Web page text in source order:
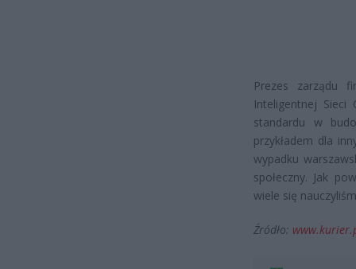
Prezes zarządu
Inteligentnej Sieci
standardu w
przykładem dla
wypadku
społeczny. Jak
wiele się
Źródło: